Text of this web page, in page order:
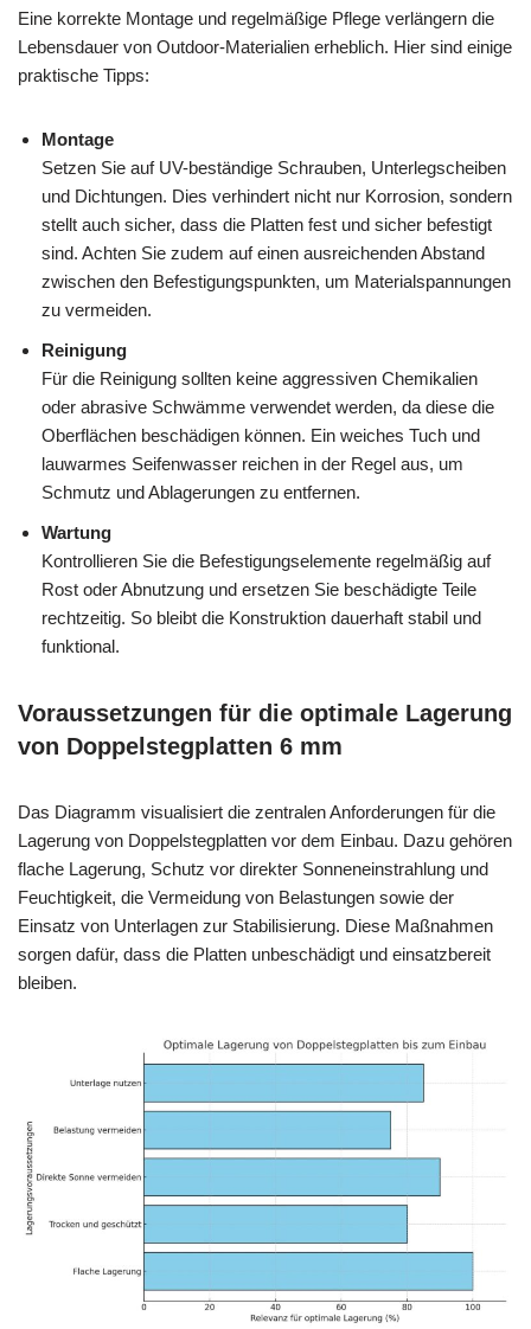
Eine korrekte Montage und regelmäßige Pflege verlängern die
Lebensdauer von Outdoor-Materialien erheblich. Hier sind einige
praktische Tipps:
Montage
Setzen Sie auf UV-beständige Schrauben, Unterlegscheiben
und Dichtungen. Dies verhindert nicht nur Korrosion, sondern
stellt auch sicher, dass die Platten fest und sicher befestigt
sind. Achten Sie zudem auf einen ausreichenden Abstand
zwischen den Befestigungspunkten, um Materialspannungen
zu vermeiden.
Reinigung
Für die Reinigung sollten keine aggressiven Chemikalien
oder abrasive Schwämme verwendet werden, da diese die
Oberflächen beschädigen können. Ein weiches Tuch und
lauwarmes Seifenwasser reichen in der Regel aus, um
Schmutz und Ablagerungen zu entfernen.
Wartung
Kontrollieren Sie die Befestigungselemente regelmäßig auf
Rost oder Abnutzung und ersetzen Sie beschädigte Teile
rechtzeitig. So bleibt die Konstruktion dauerhaft stabil und
funktional.
Voraussetzungen für die optimale Lagerung
von Doppelstegplatten 6 mm
Das Diagramm visualisiert die zentralen Anforderungen für die
Lagerung von Doppelstegplatten vor dem Einbau. Dazu gehören
flache Lagerung, Schutz vor direkter Sonneneinstrahlung und
Feuchtigkeit, die Vermeidung von Belastungen sowie der
Einsatz von Unterlagen zur Stabilisierung. Diese Maßnahmen
sorgen dafür, dass die Platten unbeschädigt und einsatzbereit
bleiben.